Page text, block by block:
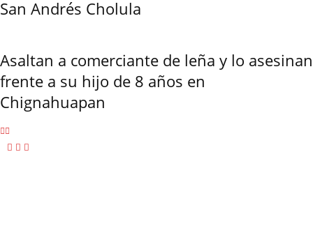
San Andrés Cholula
Asaltan a comerciante de leña y lo asesinan
frente a su hijo de 8 años en
Chignahuapan